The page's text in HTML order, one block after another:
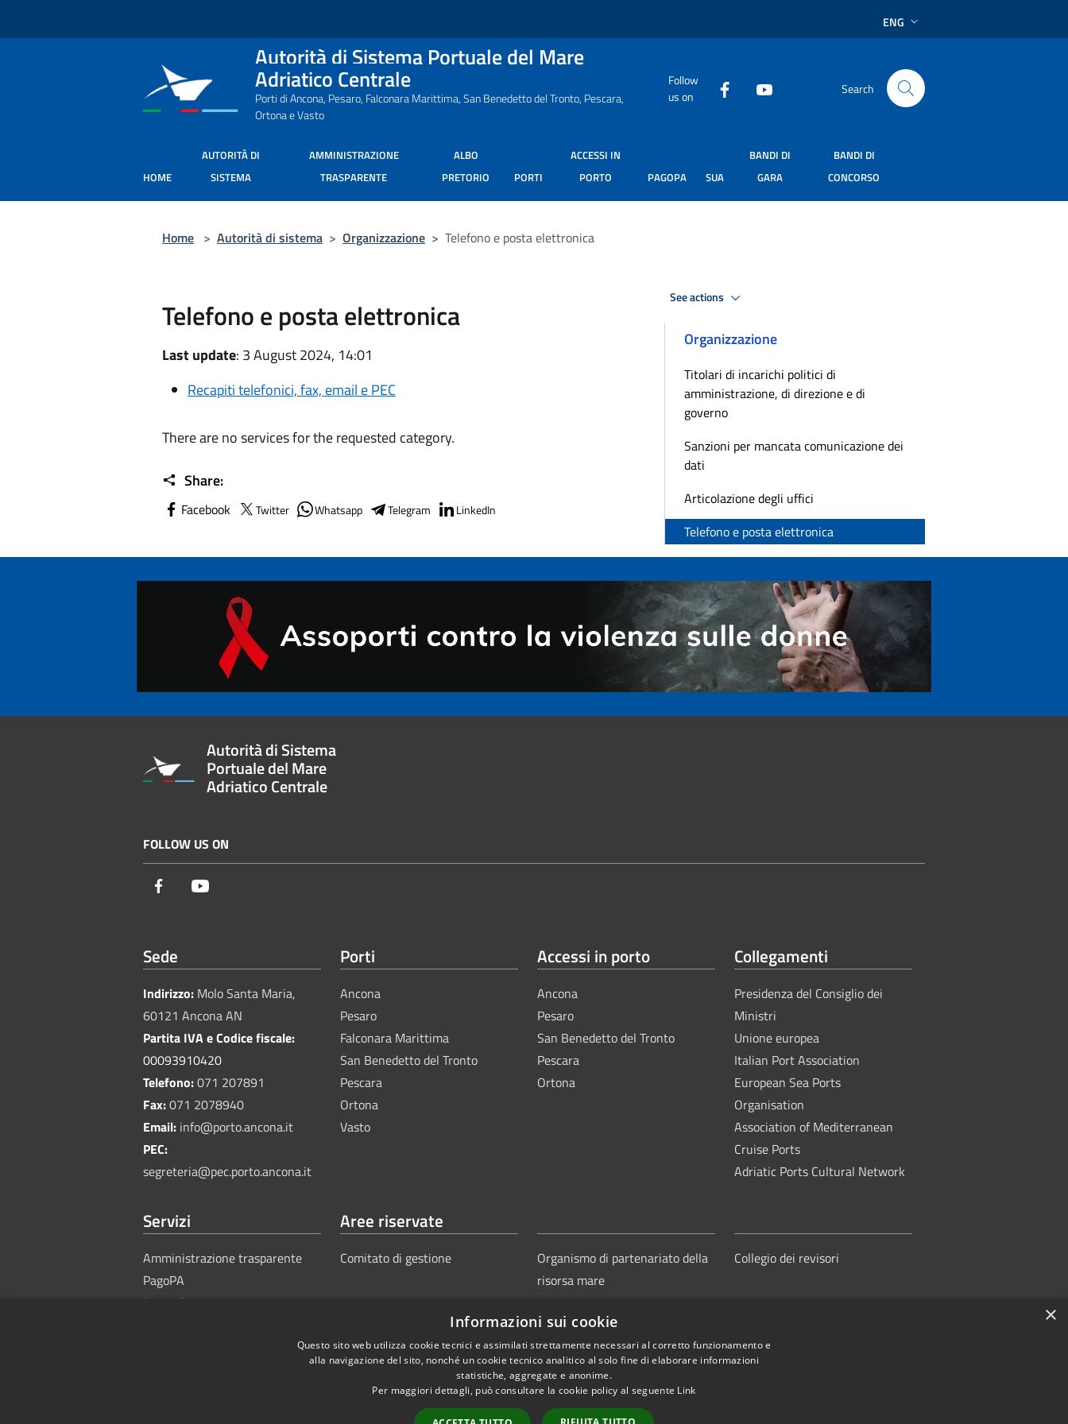
ENG
Autorità di Sistema Portuale del Mare
Adriatico Centrale
Porti di Ancona, Pesaro, Falconara Marittima, San Benedetto del Tronto, Pescara,
Ortona e Vasto
Follow
us on
Search
HOME
AUTORITÀ DI
SISTEMA
AMMINISTRAZIONE
TRASPARENTE
ALBO
PRETORIO
PORTI
ACCESSI IN
PORTO
PAGOPA SUA
BANDI DI
GARA
BANDI DI
CONCORSO
Home > Autorità di sistema > Organizzazione > Telefono e posta elettronica
Telefono e posta elettronica
Last update: 3 August 2024, 14:01
Recapiti telefonici, fax, email e PEC
There are no services for the requested category.
Share:
Facebook Twitter Whatsapp Telegram LinkedIn
See actions
Organizzazione
Titolari di incarichi politici di
amministrazione, di direzione e di
governo
Sanzioni per mancata comunicazione dei
dati
Articolazione degli uffici
Telefono e posta elettronica
Autorità di Sistema
Portuale del Mare
Adriatico Centrale
FOLLOW US ON
Facebook
Sede
Indirizzo: Molo Santa Maria,
60121 Ancona AN
Partita IVA e Codice fiscale:
00093910420
Telefono:071 207891
Fax:071 2078940
Email: info@porto.ancona.it
PEC:
segreteria@pec.porto.ancona.it
Porti
Ancona
Pesaro
Falconara Marittima
San Benedetto del Tronto
Pescara
Ortona
Vasto
Accessi in porto
Ancona
Pesaro
San Benedetto del Tronto
Pescara
Ortona
Collegamenti
Presidenza del Consiglio dei
Ministri
Unione europea
Italian Port Association
European Sea Ports
Organisation
Association of Mediterranean
Cruise Ports
Adriatic Ports Cultural Network
Servizi
Amministrazione trasparente
PagoPA
Sportello Unico Amministrativo
Aree riservate
Comitato di gestione
Organismo di partenariato della
risorsa mare
Collegio dei revisori
Sitemap Copyright © 2025Autorità di Sistema Portuale del Mare
×
Informazioni sui cookie
Questo sito web utilizza cookie tecnici e assimilati strettamente necessari al corretto funzionamento e
alla navigazione del sito, nonché un cookie tecnico analitico al solo fine di elaborare informazioni
statistiche, aggregate e anonime.
Per maggiori dettagli, può consultare la cookie policy al seguente Link